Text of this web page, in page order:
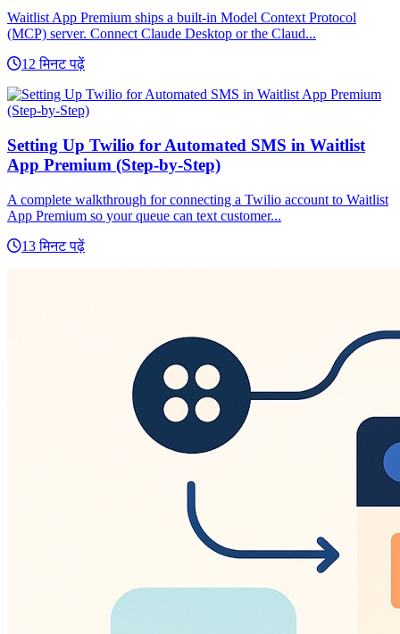
Waitlist App Premium ships a built-in Model Context Protocol
(MCP) server. Connect Claude Desktop or the Claud...
12 मिनट पढ़ें
Setting Up Twilio for Automated SMS in Waitlist
App Premium (Step-by-Step)
A complete walkthrough for connecting a Twilio account to Waitlist
App Premium so your queue can text customer...
13 मिनट पढ़ें